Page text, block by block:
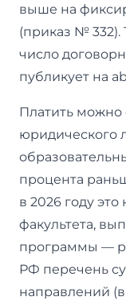
выше на
(приказ № 332).
число
публикует на
Платить можно
юридического
процента
в 2026 году
факультета,
программы —
РФ перечень
направлений